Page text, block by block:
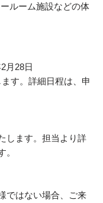
ルーム施設などの体
月28日
す。詳細日程は、申
します。担当より詳
。
ではない場合、ご来